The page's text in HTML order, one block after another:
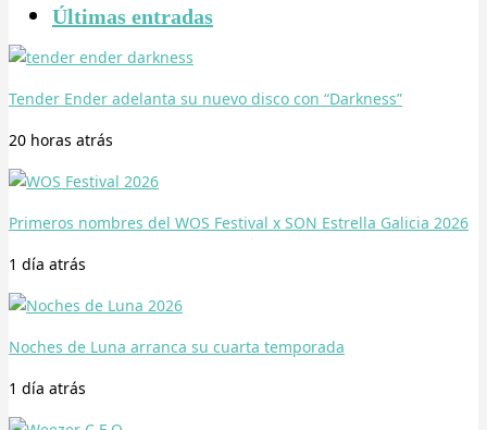
Últimas entradas
Tender Ender adelanta su nuevo disco con “Darkness”
20 horas atrás
Primeros nombres del WOS Festival x SON Estrella Galicia 2026
1 día atrás
Noches de Luna arranca su cuarta temporada
1 día atrás